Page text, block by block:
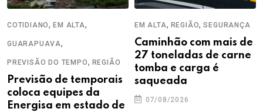
COTIDIANO,EM ALTA,
GUARAPUAVA,
PREVISÃO DO TEMPO, REGIÃO
Previsão de temporais
coloca equipes da
Energisa em estado de
EM ALTA, REGIÃO,SEGURANÇA
Caminhão com mais de
27 toneladas de carne
tomba e carga é
saqueada
07/08/2026